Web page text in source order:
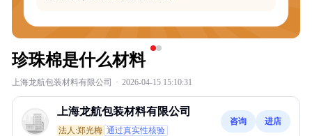
珍珠棉是什么材料
上海龙航包装材料有限公司 · 2026-04-15 15:10:31
上海龙航包装材料有限公司
法人:郑光梅 通过真实性核验
咨询 进店